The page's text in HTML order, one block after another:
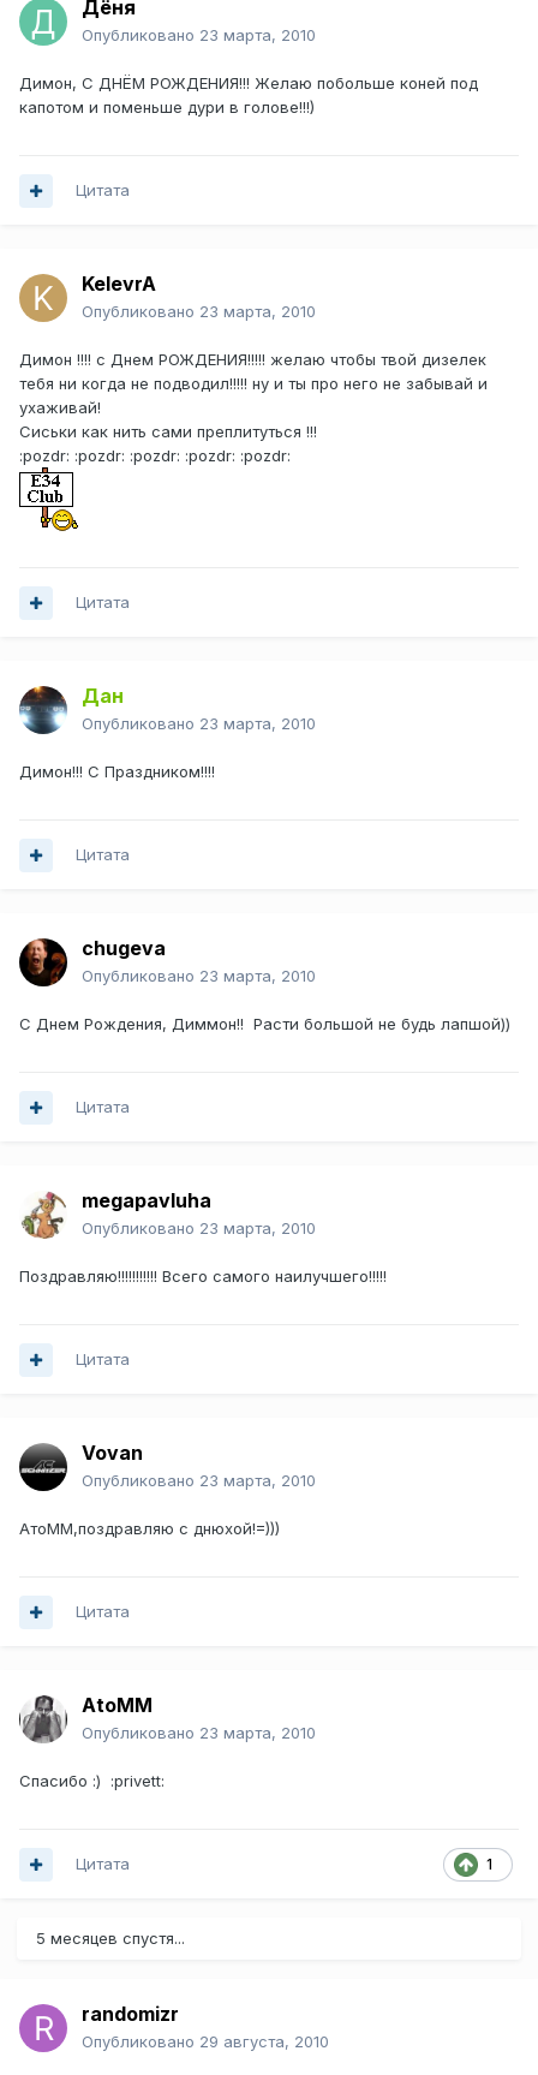
Дёня
Опубликовано 23 марта, 2010
Димон, С ДНЁМ РОЖДЕНИЯ!!! Желаю побольше коней под
капотом и поменьше дури в голове!!!)
Цитата
KelevrA
Опубликовано 23 марта, 2010
Димон !!!! с Днем РОЖДЕНИЯ!!!!! желаю чтобы твой дизелек
тебя ни когда не подводил!!!!! ну и ты про него не забывай и
ухаживай!
Сиськи как нить сами преплитуться !!!
:pozdr: :pozdr: :pozdr: :pozdr: :pozdr:
Цитата
Дан
Опубликовано 23 марта, 2010
Димон!!! С Праздником!!!!
Цитата
chugeva
Опубликовано 23 марта, 2010
С Днем Рождения, Диммон!! Расти большой не будь лапшой))
Цитата
megapavluha
Опубликовано 23 марта, 2010
Поздравляю!!!!!!!!!!! Всего самого наилучшего!!!!!
Цитата
Vovan
Опубликовано 23 марта, 2010
АтоММ,поздравляю с днюхой!=)))
Цитата
AtoMM
Опубликовано 23 марта, 2010
Спасибо :) :privett:
1
Цитата
5 месяцев спустя...
randomizr
Опубликовано 29 августа, 2010